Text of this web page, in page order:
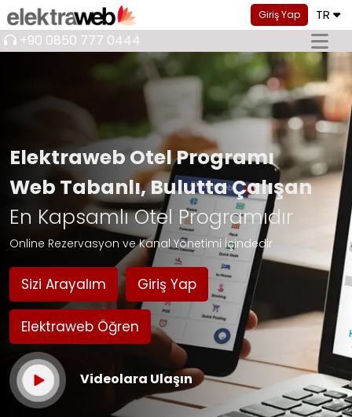
Giriş Yap TR
+90 0850 777 0444
Elektraweb Otel Programı
Web Tabanlı, Bulutta Çalışan
En Kapsamlı Otel Programıdır
Online Rezervasyon ve Kanal Yönetimi İçindedir
Sizi Arayalım Giriş Yap
Elektraweb Öğren
Videolara Ulaşın